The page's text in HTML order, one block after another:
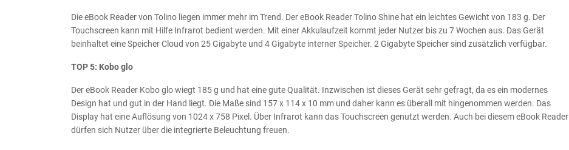
Die eBook Reader von Tolino liegen immer mehr im Trend. Der eBook Reader Tolino Shine hat ein leichtes Gewicht von 183 g. Der
Touchscreen kann mit Hilfe Infrarot bedient werden. Mit einer Akkulaufzeit kommt jeder Nutzer bis zu 7 Wochen aus. Das Gerät
beinhaltet eine Speicher Cloud von 25 Gigabyte und 4 Gigabyte interner Speicher. 2 Gigabyte Speicher sind zusätzlich verfügbar.
TOP 5: Kobo glo
Der eBook Reader Kobo glo wiegt 185 g und hat eine gute Qualität. Inzwischen ist dieses Gerät sehr gefragt, da es ein modernes
Design hat und gut in der Hand liegt. Die Maße sind 157 x 114 x 10 mm und daher kann es überall mit hingenommen werden. Das
Display hat eine Auflösung von 1024 x 758 Pixel. Über Infrarot kann das Touchscreen genutzt werden. Auch bei diesem eBook Reader
dürfen sich Nutzer über die integrierte Beleuchtung freuen.